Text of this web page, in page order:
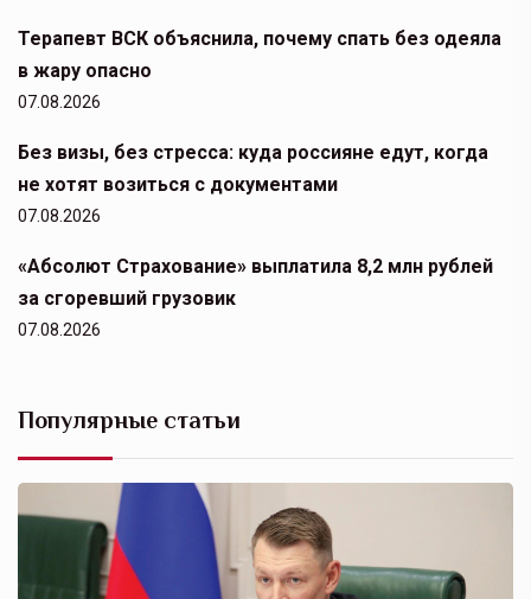
Терапевт ВСК объяснила, почему спать без одеяла
в жару опасно
07.08.2026
Без визы, без стресса: куда россияне едут, когда
не хотят возиться с документами
07.08.2026
«Абсолют Страхование» выплатила 8,2 млн рублей
за сгоревший грузовик
07.08.2026
Популярные статьи